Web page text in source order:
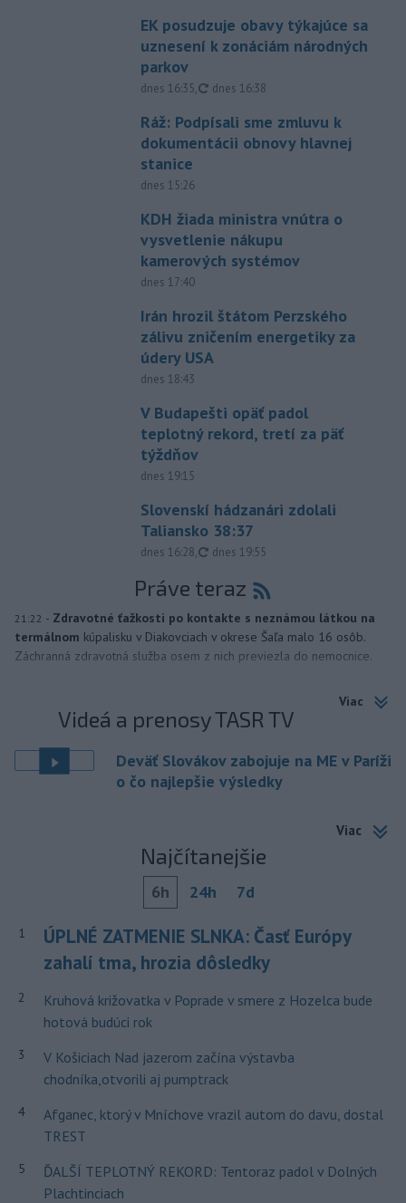
EK posudzuje obavy týkajúce sa
uznesení k zonáciám národných
parkov
dnes 16:35, aktualizované
dnes 16:38
Ráž: Podpísali sme zmluvu k
dokumentácii obnovy hlavnej
stanice
dnes 15:26
KDH žiada ministra vnútra o
vysvetlenie nákupu
kamerových systémov
dnes 17:40
Irán hrozil štátom Perzského
zálivu zničením energetiky za
údery USA
dnes 18:43
V Budapešti opäť padol
teplotný rekord, tretí za päť
týždňov
dnes 19:15
Slovenskí hádzanári zdolali
Taliansko 38:37
dnes 16:28, aktualizované
dnes 19:55
Práve teraz
21:22 - Zdravotné ťažkosti po kontakte s neznámou látkou na
termálnom kúpalisku v Diakovciach v okrese Šaľa malo 16 osôb.
Záchranná zdravotná služba osem z nich previezla do nemocnice.
Viac
Videá a prenosy TASR TV
Deväť Slovákov zabojuje na ME v Paríži
o čo najlepšie výsledky
Viac
Najčítanejšie
6h 24h 7d
1
ÚPLNÉ ZATMENIE SLNKA: Časť Európy
zahalí tma, hrozia dôsledky
2
Kruhová križovatka v Poprade v smere z Hozelca bude
hotová budúci rok
3
V Košiciach Nad jazerom začína výstavba
chodníka,otvorili aj pumptrack
4
Afganec, ktorý v Mníchove vrazil autom do davu, dostal
TREST
5
ĎALŠÍ TEPLOTNÝ REKORD: Tentoraz padol v Dolných
Plachtinciach